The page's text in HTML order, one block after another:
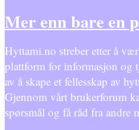
Mer enn bare en
Hyttami.no streber etter å
plattform for informasjon og
av å skape et fellesskap av
Gjennom vårt brukerforum
spørsmål og få råd fra andre